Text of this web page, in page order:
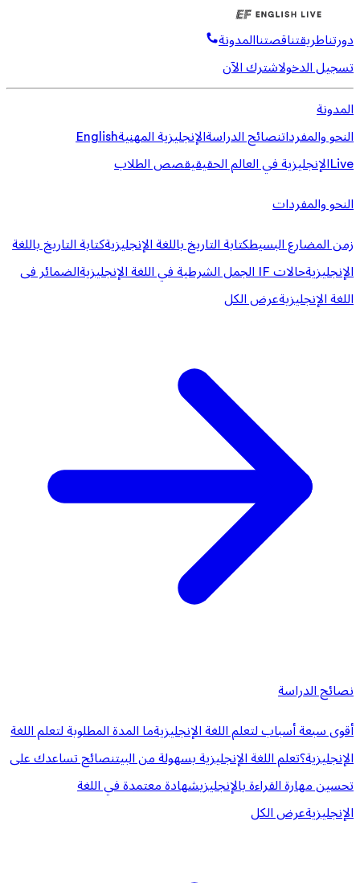
دورتناطريقتناقصتناالمدونة
تسجيل الدخولاشترك الآن
المدونة
النحو والمفرداتنصائح الدراسةالإنجليزية المهنيةEnglish
Liveالإنجليزية في العالم الحقيقيقصص الطلاب
النحو والمفردات
زمن المضارع البسيطكتابة التاريخ باللغة الإنجليزيةكتابة التاريخ باللغة
الإنجليزيةحالات IF الجمل الشرطية في اللغة الإنجليزية
الضمائر فى
اللغة الإنجليزيةعرض الكل
نصائح الدراسة
أقوى سبعة أسباب لتعلم اللغة الإنجليزيةما المدة المطلوبة لتعلم اللغة
الإنجليزية؟تعلم اللغة الإنجليزية بسهولة من البيتنصائح تساعدك على
تحسين مهارة القراءة بالإنجليزيشهادة معتمدة في اللغة
الإنجليزيةعرض الكل